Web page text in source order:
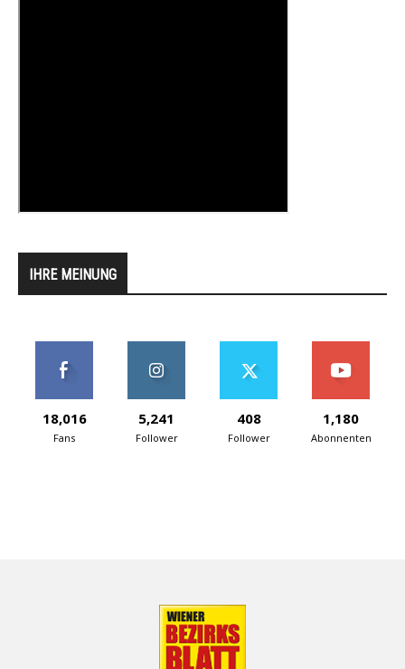
IHRE MEINUNG
18,016
Fans
5,241
Follower
408
Follower
1,180
Abonnenten